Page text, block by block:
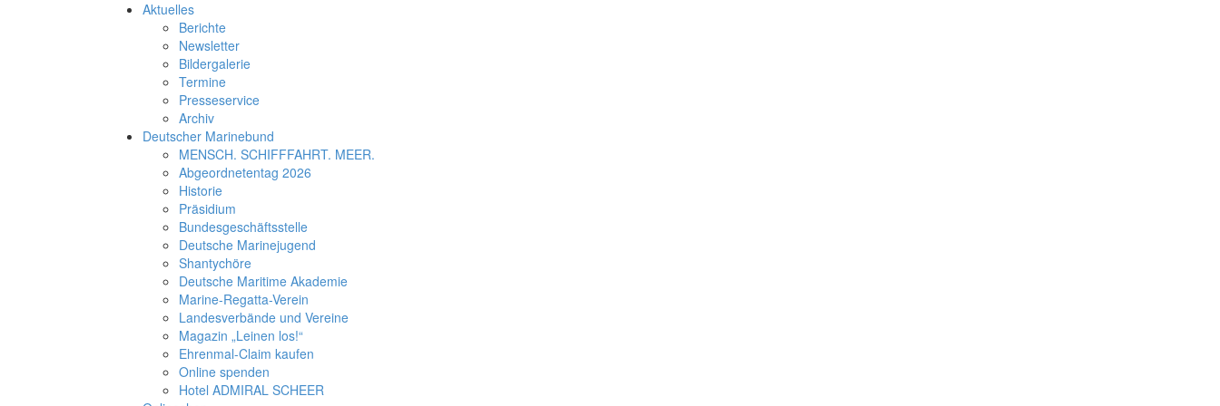
Aktuelles
Berichte
Newsletter
Bildergalerie
Termine
Presseservice
Archiv
Deutscher Marinebund
MENSCH. SCHIFFFAHRT. MEER.
Abgeordnetentag 2026
Historie
Präsidium
Bundesgeschäftsstelle
Deutsche Marinejugend
Shantychöre
Deutsche Maritime Akademie
Marine-Regatta-Verein
Landesverbände und Vereine
Magazin „Leinen los!“
Ehrenmal-Claim kaufen
Online spenden
Hotel ADMIRAL SCHEER